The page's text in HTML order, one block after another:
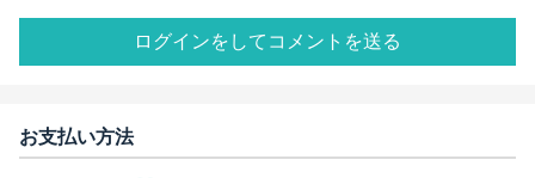
ログインをしてコメントを送る
お支払い方法